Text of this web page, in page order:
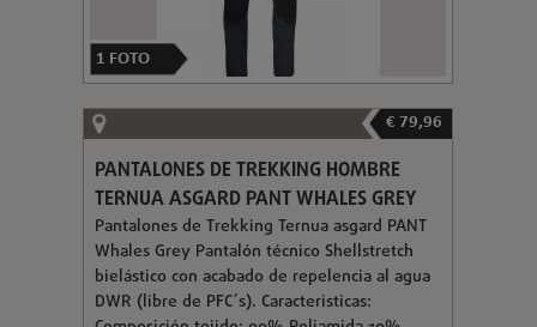
1 FOTO
€ 79,96
PANTALONES DE TREKKING HOMBRE
TERNUA ASGARD PANT WHALES GREY
Pantalones de Trekking Ternua asgard PANT
Whales Grey Pantalón técnico Shellstretch
bielástico con acabado de repelencia al agua
DWR (libre de PFC´s). Caracteristicas: